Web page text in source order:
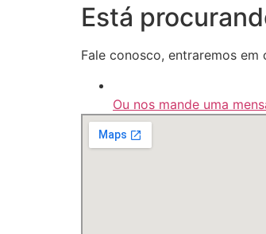
Está
Fale conosco, entraremos em
Ou nos mande uma